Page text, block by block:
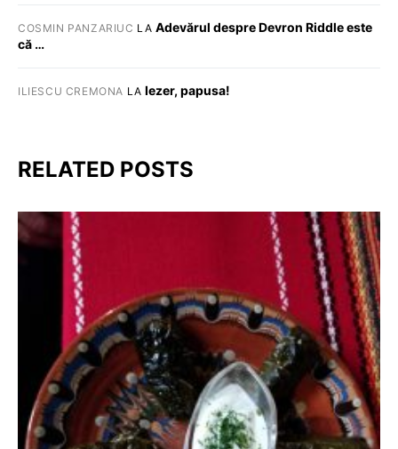
COSMIN PANZARIUC LA Adevărul despre Devron Riddle este
că …
ILIESCU CREMONA LA Iezer, papusa!
RELATED POSTS